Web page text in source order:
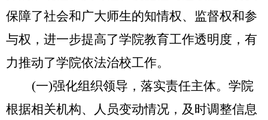
保障了社会和广大师生的知情权、监督权和参
与权，进一步提高了学院教育工作透明度，有
力推动了学院依法治校工作。
(一)强化组织领导，落实责任主体。 学院
根据相关机构、人员变动情况，及时调整信息